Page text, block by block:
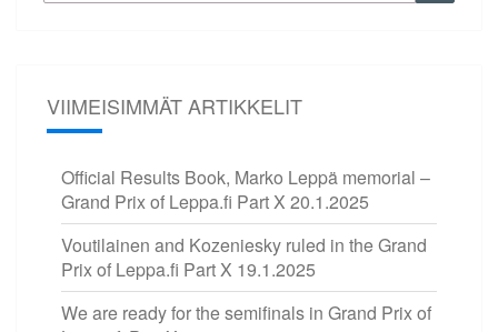
VIIMEISIMMÄT ARTIKKELIT
Official Results Book, Marko Leppä memorial –
Grand Prix of Leppa.fi Part X 20.1.2025
Voutilainen and Kozeniesky ruled in the Grand
Prix of Leppa.fi Part X 19.1.2025
We are ready for the semifinals in Grand Prix of